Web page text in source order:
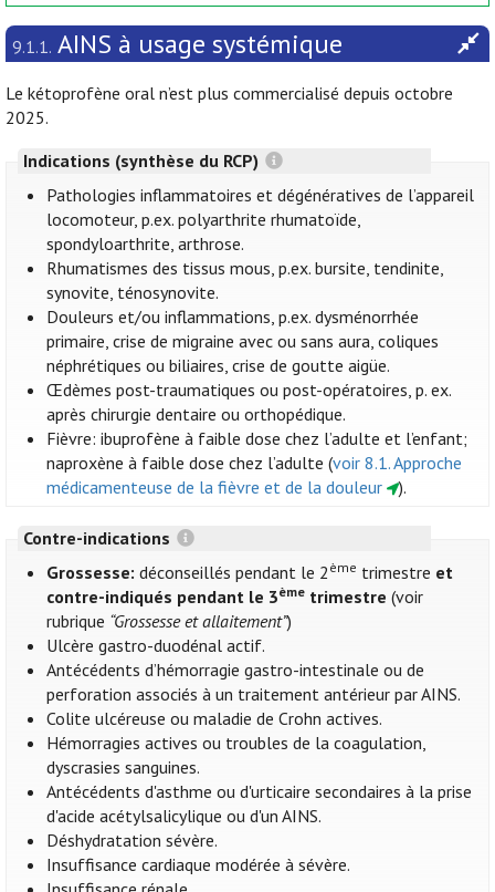
9.1.1. AINS à usage systémique
Le kétoprofène oral n’est plus commercialisé depuis octobre
2025.
Indications (synthèse du RCP)
Pathologies inflammatoires et dégénératives de l’appareil
locomoteur, p.ex. polyarthrite rhumatoïde,
spondyloarthrite, arthrose.
Rhumatismes des tissus mous, p.ex. bursite, tendinite,
synovite, ténosynovite.
Douleurs et/ou inflammations, p.ex. dysménorrhée
primaire, crise de migraine avec ou sans aura, coliques
néphrétiques ou biliaires, crise de goutte aigüe.
Œdèmes post-traumatiques ou post-opératoires, p. ex.
après chirurgie dentaire ou orthopédique.
Fièvre: ibuprofène à faible dose chez l’adulte et l’enfant;
naproxène à faible dose chez l’adulte (voir 8.1. Approche
médicamenteuse de la fièvre et de la douleur
).
Contre-indications
Grossesse: déconseillés pendant le 2 ème trimestre et
contre-indiqués pendant le 3ème trimestre (voir
rubrique “Grossesse et allaitement”)
Ulcère gastro-duodénal actif.
Antécédents d’hémorragie gastro-intestinale ou de
perforation associés à un traitement antérieur par AINS.
Colite ulcéreuse ou maladie de Crohn actives.
Hémorragies actives ou troubles de la coagulation,
dyscrasies sanguines.
Antécédents d'asthme ou d'urticaire secondaires à la prise
d'acide acétylsalicylique ou d'un AINS.
Déshydratation sévère.
Insuffisance cardiaque modérée à sévère.